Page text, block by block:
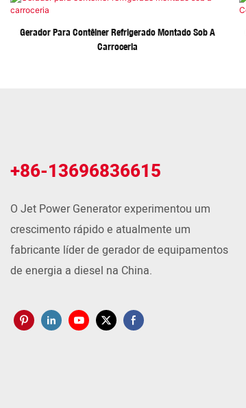
Gerador Para Contêiner Refrigerado Montado Sob A
Carroceria
+86-13696836615
O Jet Power Generator experimentou um
crescimento rápido e atualmente um
fabricante líder de gerador de equipamentos
de energia a diesel na China.